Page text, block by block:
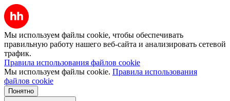
Мы используем файлы cookie, чтобы обеспечивать
правильную работу нашего веб-сайта и анализировать сетевой
трафик.
Правила использования файлов cookie
Мы используем файлы cookie. Правила использования
файлов cookie
Понятно